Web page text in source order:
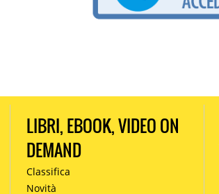
LIBRI, EBOOK, VIDEO ON
DEMAND
Classifica
Novità